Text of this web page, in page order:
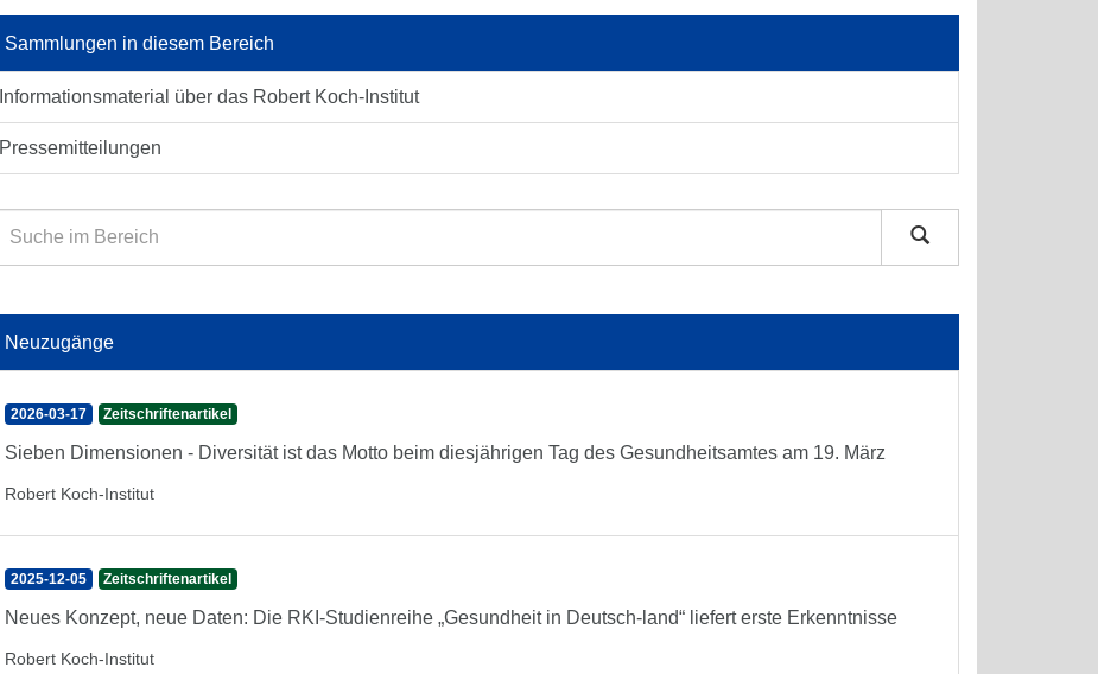
Sammlungen in diesem Bereich
Informationsmaterial über das Robert Koch-Institut
Pressemitteilungen
Neuzugänge
2026-03-17 Zeitschriftenartikel
Sieben Dimensionen - Diversität ist das Motto beim diesjährigen Tag des Gesundheitsamtes am 19. März
Robert Koch-Institut
2025-12-05 Zeitschriftenartikel
Neues Konzept, neue Daten: Die RKI-Studienreihe „Gesundheit in Deutsch-land“ liefert erste Erkenntnisse
Robert Koch-Institut